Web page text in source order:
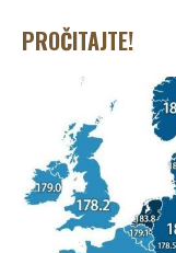
PROČITAJTE!